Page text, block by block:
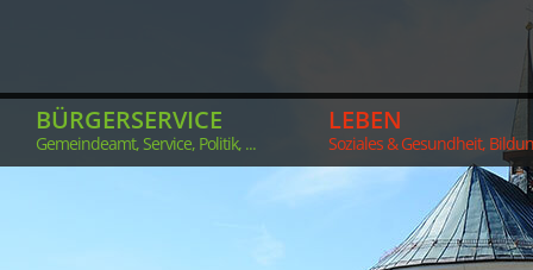
BÜRGERSERVICE
Gemeindeamt, Service, Politik, ...
LEBEN
Soziales & Gesundheit,